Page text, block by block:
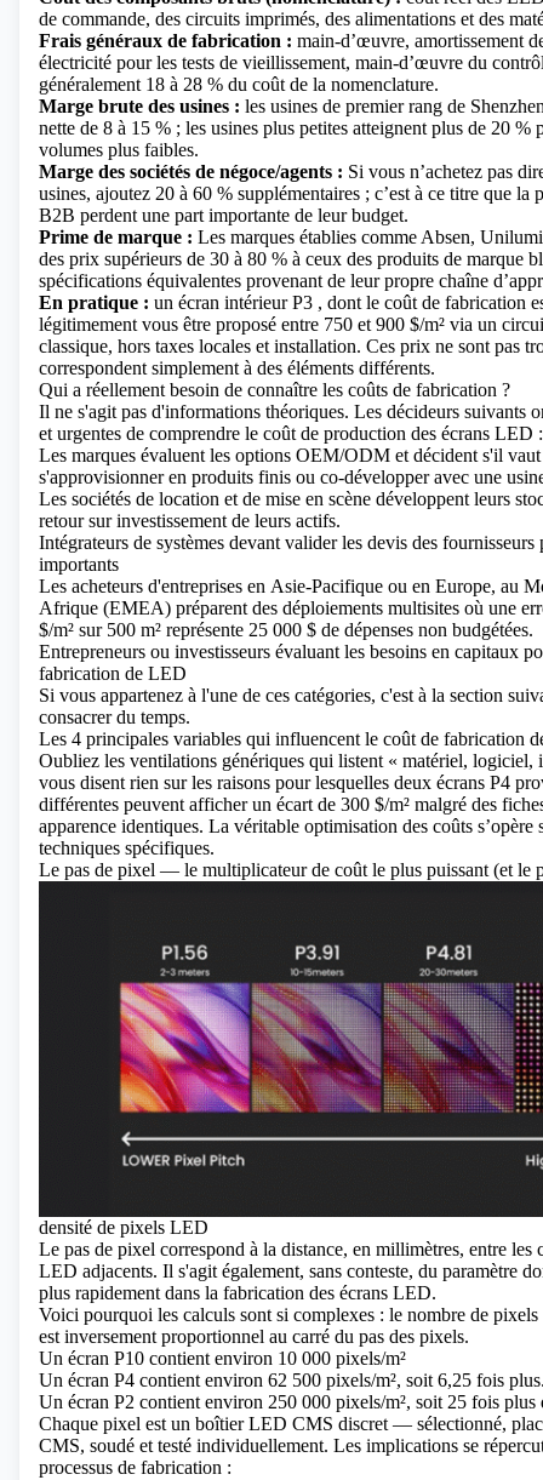
de commande, des circuits imprimés, des alimentations et des
Frais généraux de fabrication : main-d’œuvre, amortissement
électricité pour les tests de vieillissement, main-d’œuvre du
généralement 18 à 28 % du coût de la nomenclature.
Marge brute des usines : les usines de premier rang de
nette de 8 à 15 % ; les usines plus petites atteignent plus de 20 %
volumes plus faibles.
Marge des sociétés de négoce/agents : Si vous n’achetez pas
usines, ajoutez 20 à 60 % supplémentaires ; c’est à ce titre que la
B2B perdent une part importante de leur budget.
Prime de marque : Les marques établies comme Absen,
des prix supérieurs de 30 à 80 % à ceux des produits de marque
spécifications équivalentes provenant de leur propre chaîne
En pratique : un écran intérieur P3 , dont le coût de fabrication
légitimement vous être proposé entre 750 et 900 $/m² via un
classique, hors taxes locales et installation. Ces prix ne sont pas
correspondent simplement à des éléments différents.
Qui a réellement besoin de connaître les coûts de fabrication ?
Il ne s'agit pas d'informations théoriques. Les décideurs suivants
et urgentes de comprendre le coût de production des écrans LED :
Les marques évaluent les options OEM/ODM et décident s'il
s'approvisionner en produits finis ou co-développer avec une
Les sociétés de location et de mise en scène développent leurs
retour sur investissement de leurs actifs.
Intégrateurs de systèmes devant valider les devis des
importants
Les acheteurs d'entreprises en Asie-Pacifique ou en Europe, au
Afrique (EMEA) préparent des déploiements multisites où une
$/m² sur 500 m² représente 25 000 $ de dépenses non budgétées.
Entrepreneurs ou investisseurs évaluant les besoins en capitaux
fabrication de LED
Si vous appartenez à l'une de ces catégories, c'est à la section
consacrer du temps.
Les 4 principales variables qui influencent le coût de fabrication
Oubliez les ventilations génériques qui listent « matériel, logiciel,
vous disent rien sur les raisons pour lesquelles deux écrans P4
différentes peuvent afficher un écart de 300 $/m² malgré des
apparence identiques. La véritable optimisation des coûts s’opère
techniques spécifiques.
Le pas de pixel — le multiplicateur de coût le plus puissant (et le
densité de pixels LED
Le pas de pixel correspond à la distance, en millimètres, entre les
LED adjacents. Il s'agit également, sans conteste, du paramètre
plus rapidement dans la fabrication des écrans LED.
Voici pourquoi les calculs sont si complexes : le nombre de
est inversement proportionnel au carré du pas des pixels.
Un écran P10 contient environ 10 000 pixels/m²
Un écran P4 contient environ 62 500 pixels/m², soit 6,25 fois
Un écran P2 contient environ 250 000 pixels/m², soit 25 fois plus
Chaque pixel est un boîtier LED CMS discret — sélectionné,
CMS, soudé et testé individuellement. Les implications se
processus de fabrication :